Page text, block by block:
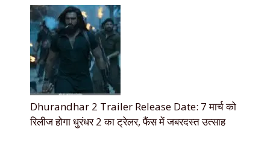
Dhurandhar 2 Trailer Release Date: 7 मार्च को
रिलीज होगा धुरंधर 2 का ट्रेलर, फैंस में जबरदस्त उत्साह